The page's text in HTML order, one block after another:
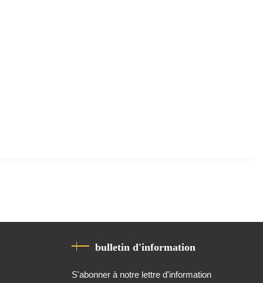
bulletin d'information
S'abonner à notre lettre d'information